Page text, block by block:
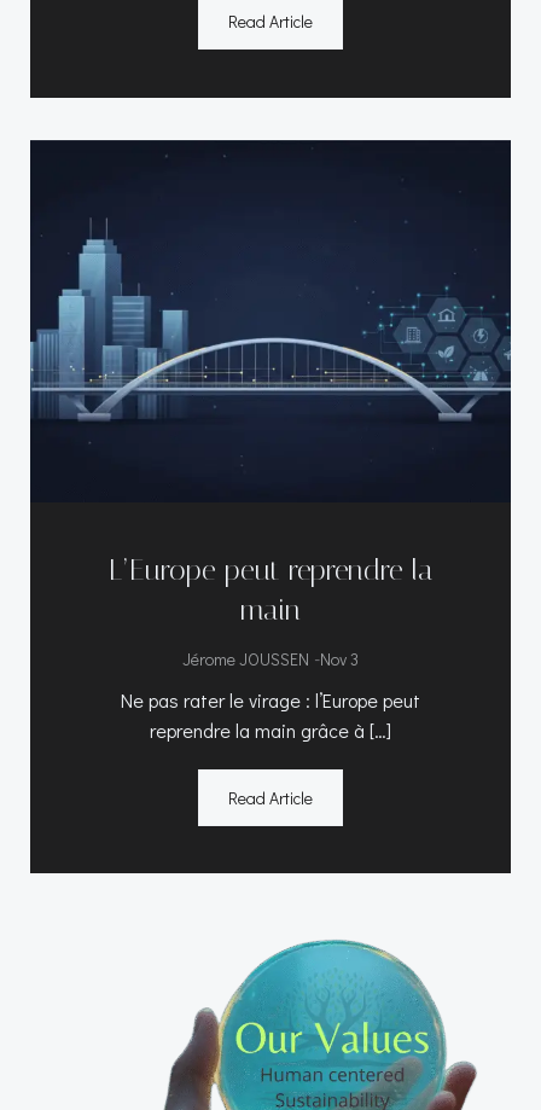
Read Article
L’Europe peut reprendre la
main
Jérome JOUSSEN -Nov 3
Ne pas rater le virage : l’Europe peut
reprendre la main grâce à […]
Read Article